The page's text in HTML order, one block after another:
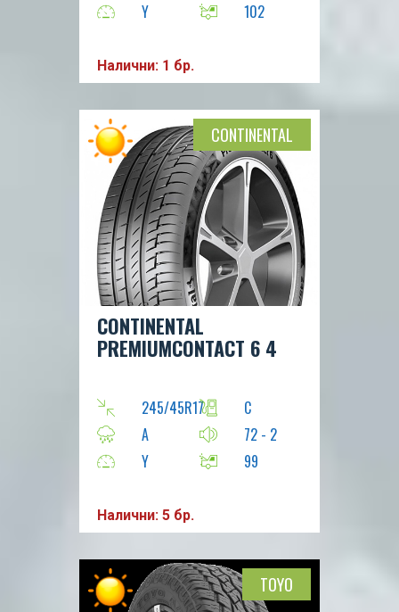
Y
102
Налични: 1 бр.
CONTINENTAL
PREMIUMCONTACT 6 4
245/45R17
C
A
72 - 2
Y
99
Налични: 5 бр.
CONTINENTAL
TOYO